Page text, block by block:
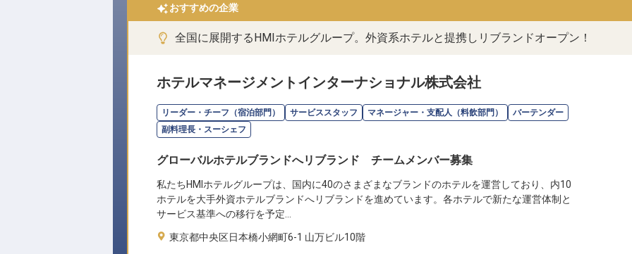
おすすめの企業
全国に展開するHMIホテルグループ。外資系ホテルと提携しリブランドオープン！
ホテルマネージメントインターナショナル株式会社
リーダー・チーフ（宿泊部門） サービススタッフ マネージャー・支配人（料飲部門）
バーテンダー
副料理長・スーシェフ
グローバルホテルブランドへリブランド チームメンバー募集
私たちHMIホテルグループは、国内に40のさまざまなブランドのホテルを運営しており、内10
ホテルを大手外資ホテルブランドへリブランドを進めています。各ホテルで新たな運営体制と
サービス基準への移行を予定…
東京都中央区日本橋小網町6-1 山万ビル10階